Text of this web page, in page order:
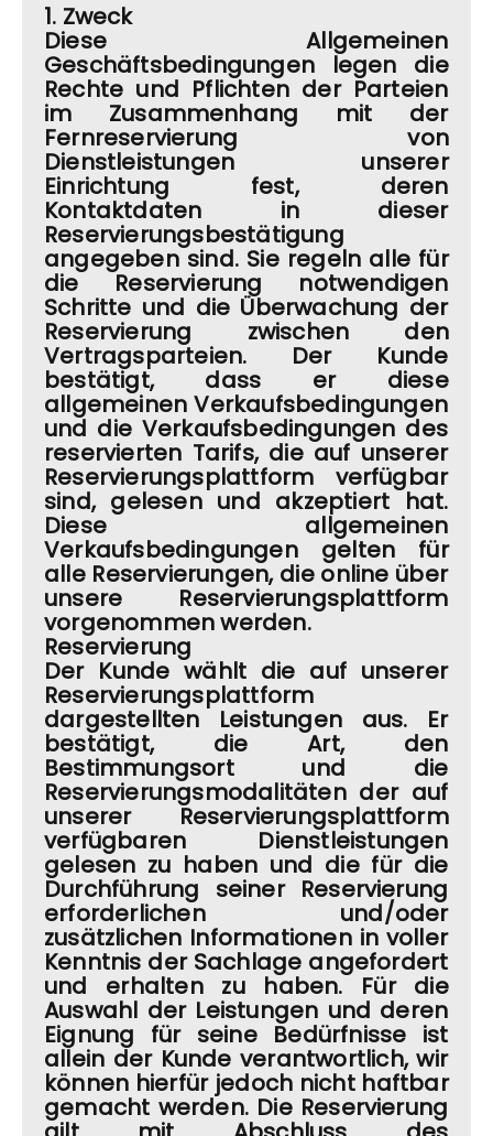
1. Zweck
Diese Allgemeinen
Geschäftsbedingungen legen die
Rechte und Pflichten der Parteien
im Zusammenhang mit der
Fernreservierung von
Dienstleistungen unserer
Einrichtung fest, deren
Kontaktdaten in dieser
Reservierungsbestätigung
angegeben sind. Sie regeln alle für
die Reservierung notwendigen
Schritte und die Überwachung der
Reservierung zwischen den
Vertragsparteien. Der Kunde
bestätigt, dass er diese
allgemeinen Verkaufsbedingungen
und die Verkaufsbedingungen des
reservierten Tarifs, die auf unserer
Reservierungsplattform verfügbar
sind, gelesen und akzeptiert hat.
Diese allgemeinen
Verkaufsbedingungen gelten für
alle Reservierungen, die online über
unsere Reservierungsplattform
vorgenommen werden.
Reservierung
Der Kunde wählt die auf unserer
Reservierungsplattform
dargestellten Leistungen aus. Er
bestätigt, die Art, den
Bestimmungsort und die
Reservierungsmodalitäten der auf
unserer Reservierungsplattform
verfügbaren Dienstleistungen
gelesen zu haben und die für die
Durchführung seiner Reservierung
erforderlichen und/oder
zusätzlichen Informationen in voller
Kenntnis der Sachlage angefordert
und erhalten zu haben. Für die
Auswahl der Leistungen und deren
Eignung für seine Bedürfnisse ist
allein der Kunde verantwortlich, wir
können hierfür jedoch nicht haftbar
gemacht werden. Die Reservierung